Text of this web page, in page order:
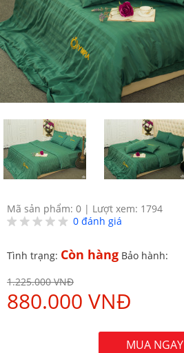
Mã sản phẩm: 0 | Lượt xem: 1794
0 đánh giá
Tình trạng: Còn hàng Bảo hành:
1.225.000 VNĐ
880.000 VNĐ
MUA NGAY